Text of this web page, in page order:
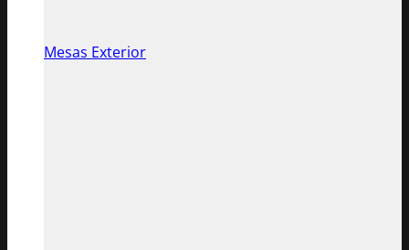
Mesas Exterior